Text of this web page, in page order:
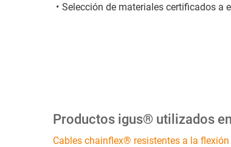
Selección de materiales certificados a
Productos igus® utilizados
Cables chainflex® resistentes a la flexión